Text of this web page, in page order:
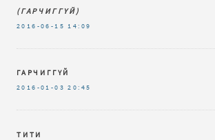
(ГАРЧИГГҮЙ)
2016-06-15 14:09
ГАРЧИГГҮЙ
2016-01-03 20:45
ТИТИ